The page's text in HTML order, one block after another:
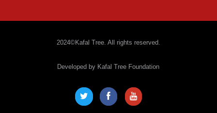
2024©Kafal Tree. All rights reserved.
Developed by Kafal Tree Foundation